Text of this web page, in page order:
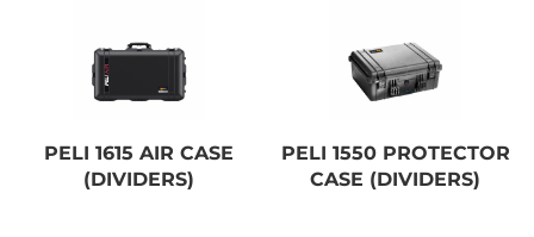
PELI 1615 AIR CASE
(DIVIDERS)
PELI 1550 PROTECTOR
CASE (DIVIDERS)